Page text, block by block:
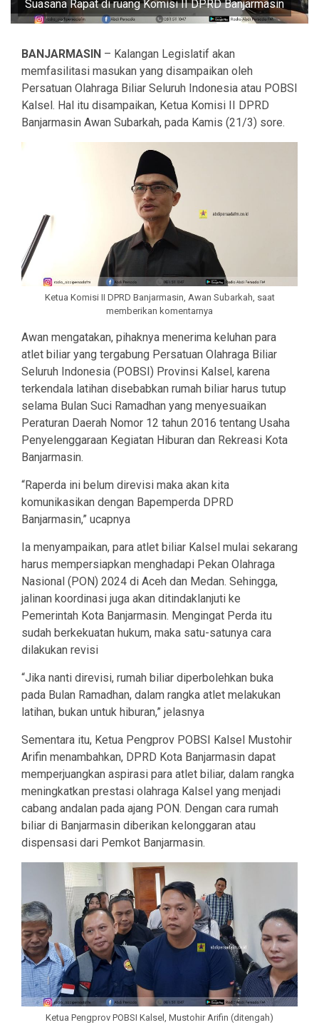
Suasana Rapat di ruang Komisi II DPRD Banjarmasin
BANJARMASIN – Kalangan Legislatif akan
memfasilitasi masukan yang disampaikan oleh
Persatuan Olahraga Biliar Seluruh Indonesia atau POBSI
Kalsel. Hal itu disampaikan, Ketua Komisi II DPRD
Banjarmasin Awan Subarkah, pada Kamis (21/3) sore.
Ketua Komisi II DPRD Banjarmasin, Awan Subarkah, saat
memberikan komentarnya
Awan mengatakan, pihaknya menerima keluhan para
atlet biliar yang tergabung Persatuan Olahraga Biliar
Seluruh Indonesia (POBSI) Provinsi Kalsel, karena
terkendala latihan disebabkan rumah biliar harus tutup
selama Bulan Suci Ramadhan yang menyesuaikan
Peraturan Daerah Nomor 12 tahun 2016 tentang Usaha
Penyelenggaraan Kegiatan Hiburan dan Rekreasi Kota
Banjarmasin.
“Raperda ini belum direvisi maka akan kita
komunikasikan dengan Bapemperda DPRD
Banjarmasin,” ucapnya
Ia menyampaikan, para atlet biliar Kalsel mulai sekarang
harus mempersiapkan menghadapi Pekan Olahraga
Nasional (PON) 2024 di Aceh dan Medan. Sehingga,
jalinan koordinasi juga akan ditindaklanjuti ke
Pemerintah Kota Banjarmasin. Mengingat Perda itu
sudah berkekuatan hukum, maka satu-satunya cara
dilakukan revisi
“Jika nanti direvisi, rumah biliar diperbolehkan buka
pada Bulan Ramadhan, dalam rangka atlet melakukan
latihan, bukan untuk hiburan,” jelasnya
Sementara itu, Ketua Pengprov POBSI Kalsel Mustohir
Arifin menambahkan, DPRD Kota Banjarmasin dapat
memperjuangkan aspirasi para atlet biliar, dalam rangka
meningkatkan prestasi olahraga Kalsel yang menjadi
cabang andalan pada ajang PON. Dengan cara rumah
biliar di Banjarmasin diberikan kelonggaran atau
dispensasi dari Pemkot Banjarmasin.
Ketua Pengprov POBSI Kalsel, Mustohir Arifin (ditengah)